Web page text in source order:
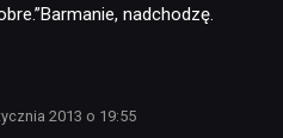
nadchodzę.
2013 o 19:55